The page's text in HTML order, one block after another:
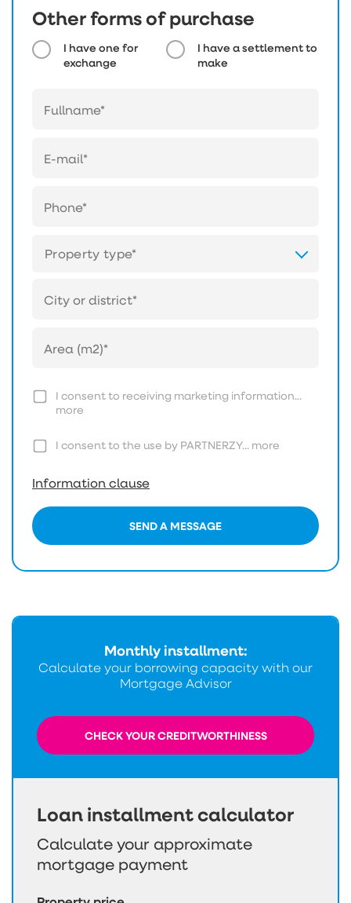
Other forms of purchase
I have one for
exchange
I have a settlement to
make
Property type*
I consent to receiving marketing information...
more
I consent to the use by PARTNERZY... more
Information clause
SEND A MESSAGE
Loan installment calculator
Calculate your approximate
mortgage payment
Monthly installment:
Calculate your borrowing capacity with our
Mortgage Advisor
CHECK YOUR CREDITWORTHINESS